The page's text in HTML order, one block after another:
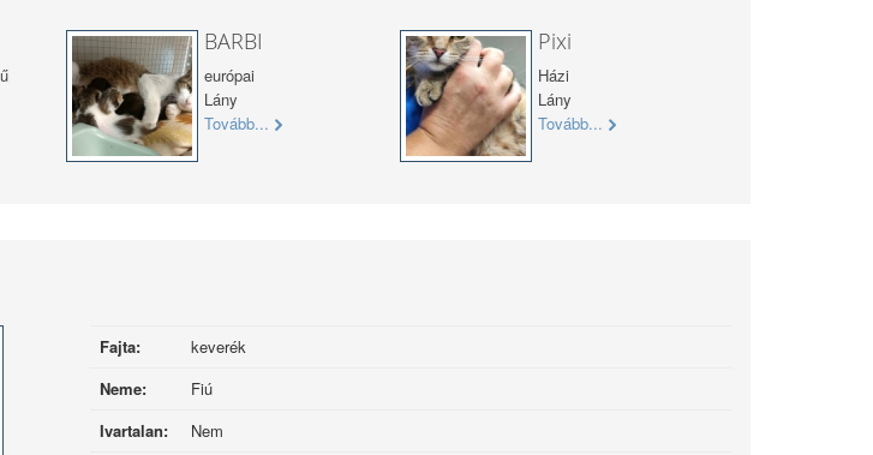
BARBI
európai
Lány
Tovább...
Pixi
Házi
Lány
Tovább...
Fajta:
keverék
Neme:
Fiú
Ivartalan:
Nem